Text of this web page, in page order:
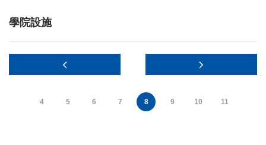
學院設施
4 5 6 7 8 9 10 11